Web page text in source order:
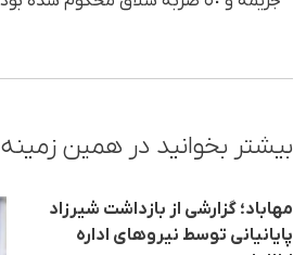
بیشتر بخوانید در همین زمینه
مهاباد؛ گزارشی از بازداشت شیرزاد
پایانیانی توسط نیروهای اداره